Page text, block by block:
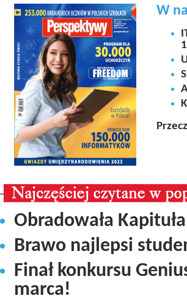
W
Obradowała
Brawo najlepsi
Finał konkursu
marca!